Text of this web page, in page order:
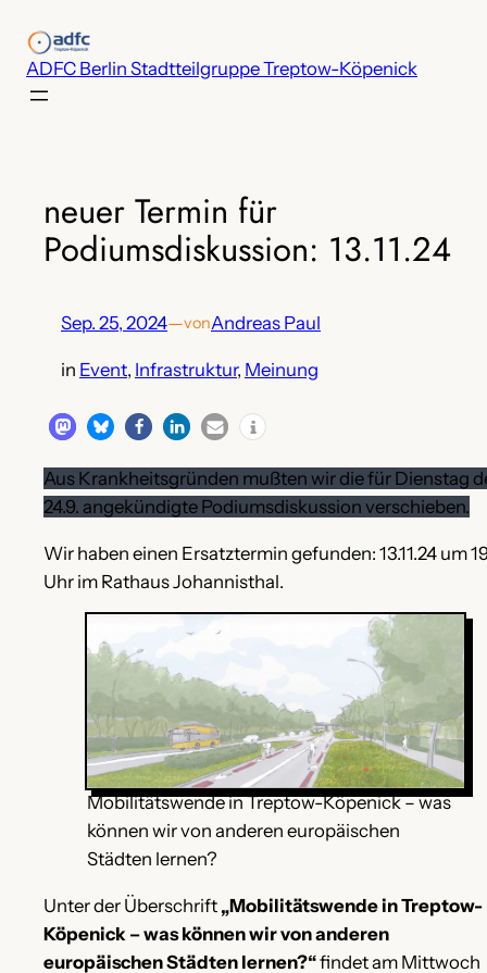
Inhalt
springen
ADFC Berlin Stadtteilgruppe Treptow-Köpenick
neuer Termin für
Podiumsdiskussion: 13.11.24
Sep. 25, 2024—vonAndreas Paul
in Event, Infrastruktur, Meinung
Aus Krankheitsgründen mußten wir die für Dienstag
24.9. angekündigte Podiumsdiskussion verschieben.
Wir haben einen Ersatztermin gefunden: 13.11.24 um
Uhr im Rathaus Johannisthal.
Mobilitätswende in Treptow-Köpenick – was
können wir von anderen europäischen
Städten lernen?
Unter der Überschrift „Mobilitätswende in Treptow-
Köpenick – was können wir von anderen
europäischen Städten lernen?“findet am Mittwoch